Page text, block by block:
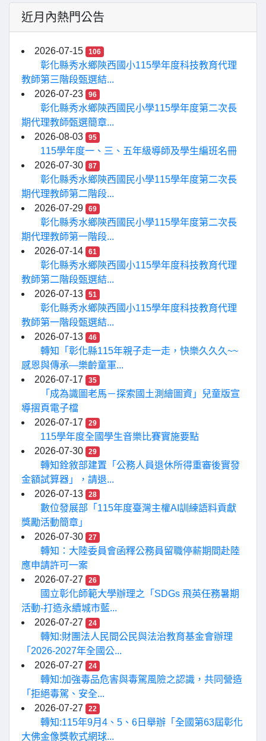
近月內熱門公告
2026-07-15 106
彰化縣秀水鄉陝西國小115學年度科技教育代理
教師第三階段甄選結...
2026-07-23
96
彰化縣秀水鄉陝西國民小學115學年度第二次長
期代理教師甄選簡章...
2026-08-03
95
115學年度一、三、五年級導師及學生編班名冊
2026-07-30
87
彰化縣秀水鄉陝西國民小學115學年度第二次長
期代理教師第二階段...
2026-07-29
69
彰化縣秀水鄉陝西國民小學115學年度第二次長
期代理教師第一階段...
2026-07-14
61
彰化縣秀水鄉陝西國小115學年度科技教育代理
教師第二階段甄選結...
2026-07-13
51
彰化縣秀水鄉陝西國小115學年度科技教育代理
教師第一階段甄選結...
2026-07-13
46
轉知「彰化縣115年親子走一走，快樂久久久~~
感恩與傳承—樂齡童軍...
2026-07-17
35
「成為識圖老馬－探索國土測繪圖資」兒童版宣
導摺頁電子檔
2026-07-17
29
115學年度全國學生音樂比賽實施要點
2026-07-30
29
轉知銓敘部建置「公務人員退休所得重審後實發
金額試算器」，請退...
2026-07-13
28
數位發展部「115年度臺灣主權AI訓練語料貢獻
獎勵活動簡章」
2026-07-30
27
轉知：大陸委員會函釋公務員留職停薪期間赴陸
應申請許可一案
2026-07-27
26
國立彰化師範大學辦理之「SDGs 飛英任務暑期
活動-打造永續城市藍...
2026-07-27
24
轉知:財團法人民間公民與法治教育基金會辦理
「2026-2027年全國公...
2026-07-27
24
轉知:加強毒品危害與毒駕風險之認識，共同營造
「拒絕毒駕、安全...
2026-07-27
22
轉知:115年9月4、5、6日舉辦「全國第63屆彰化
大佛金像獎軟式網球...